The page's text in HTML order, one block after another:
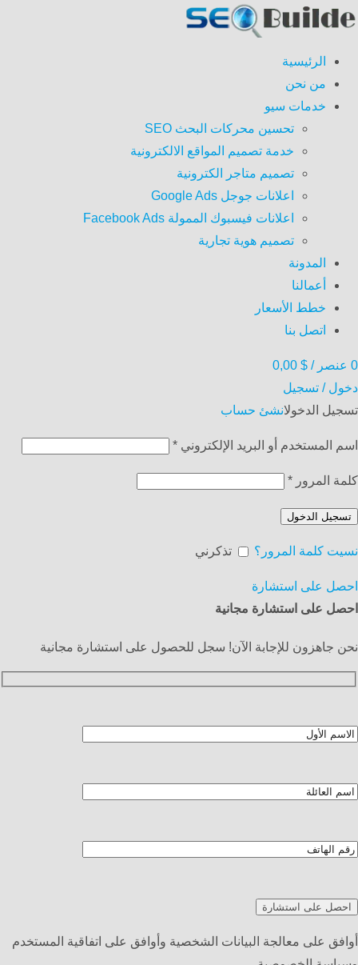
الرئيسية
من نحن
خدمات سيو
تحسين محركات البحث SEO
خدمة تصميم المواقع الالكترونية
تصميم متاجر الكترونية
اعلانات جوجل Google Ads
اعلانات فيسبوك الممولة Facebook Ads
تصميم هوية تجارية
المدونة
أعمالنا
خطط الأسعار
اتصل بنا
0 عنصر /
0,00 $
دخول / تسجيل
تسجيل الدخولانشئ حساب
اسم المستخدم أو البريد الإلكتروني *
كلمة المرور *
تسجيل الدخول
نسيت كلمة المرور؟ تذكرني
احصل على استشارة
احصل على استشارة مجانية
نحن جاهزون للإجابة الآن! سجل للحصول على استشارة مجانية
أوافق على معالجة البيانات الشخصية وأوافق على اتفاقية المستخدم